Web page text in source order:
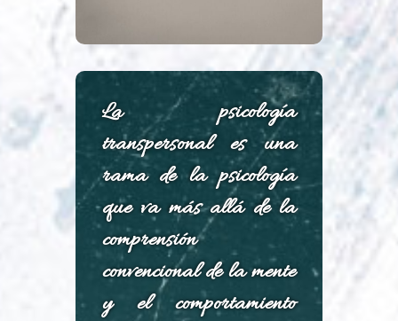
La psicología
transpersonal es una
rama de la psicología
que va más allá de la
comprensión
convencional de la mente
y el comportamiento